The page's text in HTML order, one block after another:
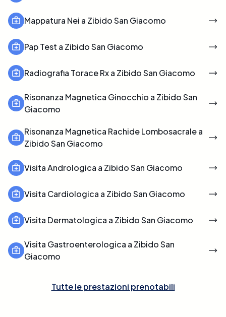
Mappatura Nei a Zibido San Giacomo
Pap Test a Zibido San Giacomo
Radiografia Torace Rx a Zibido San Giacomo
Risonanza Magnetica Ginocchio a Zibido San
Giacomo
Risonanza Magnetica Rachide Lombosacrale a
Zibido San Giacomo
Visita Andrologica a Zibido San Giacomo
Visita Cardiologica a Zibido San Giacomo
Visita Dermatologica a Zibido San Giacomo
Visita Gastroenterologica a Zibido San
Giacomo
Tutte le prestazioni prenotabili